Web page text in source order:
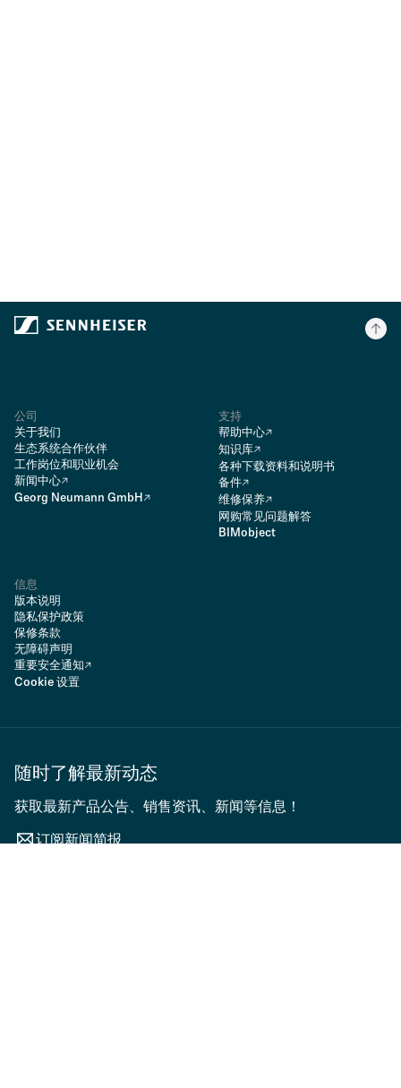
公司
关于我们
生态系统合作伙伴
工作岗位和职业机会
新闻中心
Georg Neumann GmbH
支持
帮助中心
知识库
各种下载资料和说明书
备件
维修保养
网购常见问题解答
BIMobject
信息
版本说明
隐私保护政策
保修条款
无障碍声明
重要安全通知
Cookie 设置
随时了解最新动态
获取最新产品公告、销售资讯、新闻等信息！
订阅新闻简报